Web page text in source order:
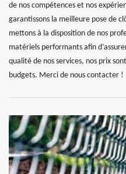
de nos compétences et nos
garantissons la meilleure pose de
mettons à la disposition de nos
matériels performants afin
qualité de nos services, nos prix
budgets. Merci de nous contacter !